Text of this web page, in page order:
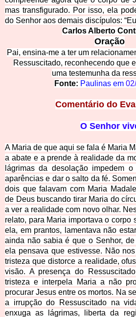
mas transfigurado. Por isso, ela
do Senhor aos demais discípulos:
Carlos Alberto
Oração
Pai, ensina-me a ter um
Ressuscitado, reconhecendo que
uma testemunha da
Fonte: Paulinas em
Comentário do
O Senhor
A Maria de que aqui se fala é Maria
a abate e a prende à realidade da
lágrimas da desolação impedem
aparências e dar o salto da fé.
dois que falavam com Maria
de Deus buscando tirar Maria do
a ver a realidade com novo olhar.
relato, para Maria importava o corpo
ela, em prantos, lamentava não
ainda não sabia é que o Senhor,
ela pensava que estivesse. Não
tristeza que distorce a realidade,
visão. A presença do
tristeza e interpela Maria a não
procurar Jesus entre os mortos. Na
a irrupção do Ressuscitado na
enxuga as lágrimas, liberta da